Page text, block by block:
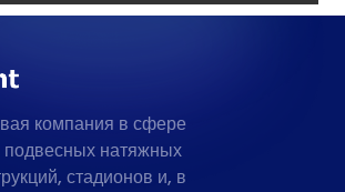
компания в сфере
подвесных натяжных
стадионов и, в